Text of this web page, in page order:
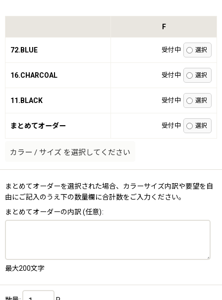
F
72.BLUE 受付中
16.CHARCOAL 受付中
11.BLACK 受付中
まとめてオーダー 受付中
カラー / サイズ を選択してください
まとめてオーダーを選択された場合、カラーサイズ内訳や要望を自
由にご記入のうえ下の数量欄に合計数をご入力ください。
まとめてオーダーの内訳 (任意):
最大200文字